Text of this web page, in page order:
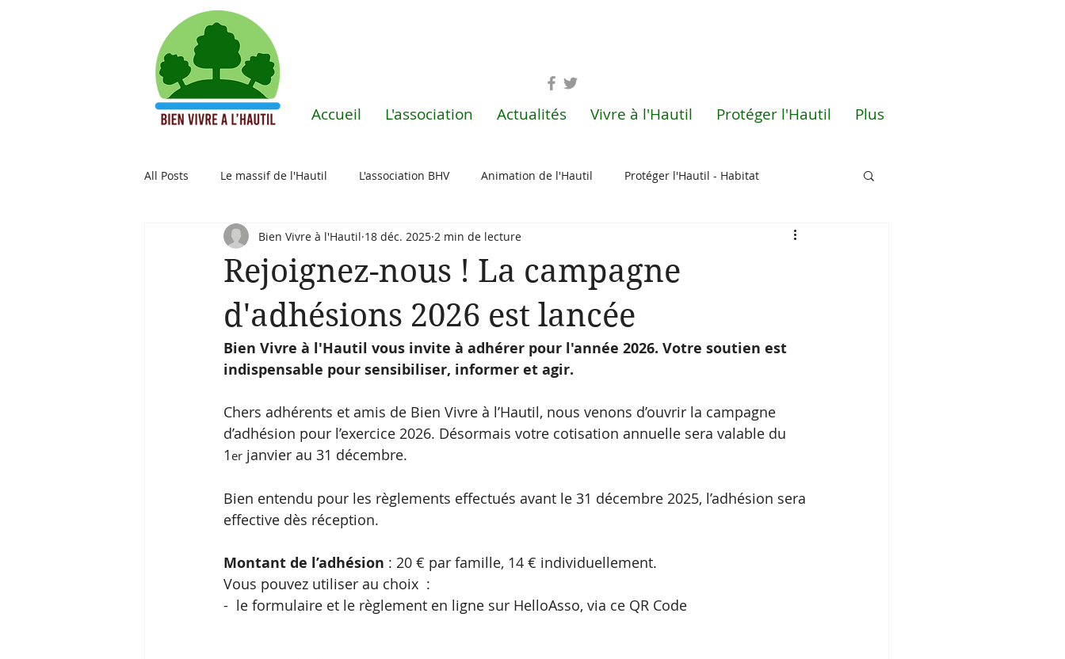
Accueil L'association Actualités Vivre à l'Hautil Protéger l'Hautil Plus
All Posts Le massif de l'Hautil L'association BHV Animation de l'Hautil Protéger l'Hautil - Habitat
Causes communes Environnement
Rejoignez-nous ! La campagne
d'adhésions 2026 est lancée
Bien Vivre à l'Hautil 18 déc. 2025 2 min de lecture
Bien Vivre à l'Hautil vous invite à adhérer pour l'année 2026. Votre soutien est
indispensable pour sensibiliser, informer et agir.
Chers adhérents et amis de Bien Vivre à l’Hautil, nous venons d’ouvrir la campagne
d’adhésion pour l’exercice 2026. Désormais votre cotisation annuelle sera valable du
1er janvier au 31 décembre.
Bien entendu pour les règlements effectués avant le 31 décembre 2025, l’adhésion sera
effective dès réception.
Montant de l’adhésion : 20 € par famille, 14 € individuellement.
Vous pouvez utiliser au choix  :
-  le formulaire et le règlement en ligne sur HelloAsso, via ce QR Code